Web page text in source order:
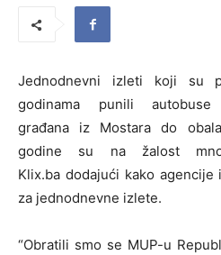
Jednodnevni izleti koji su
godinama punili autobuse
građana iz Mostara do
godine su na žalost
Klix.ba dodajući kako
za jednodnevne izlete.
“Obratili smo se MUP-u